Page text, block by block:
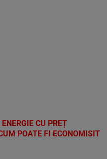
CU PREȚ
POATE FI ECONOMISIT